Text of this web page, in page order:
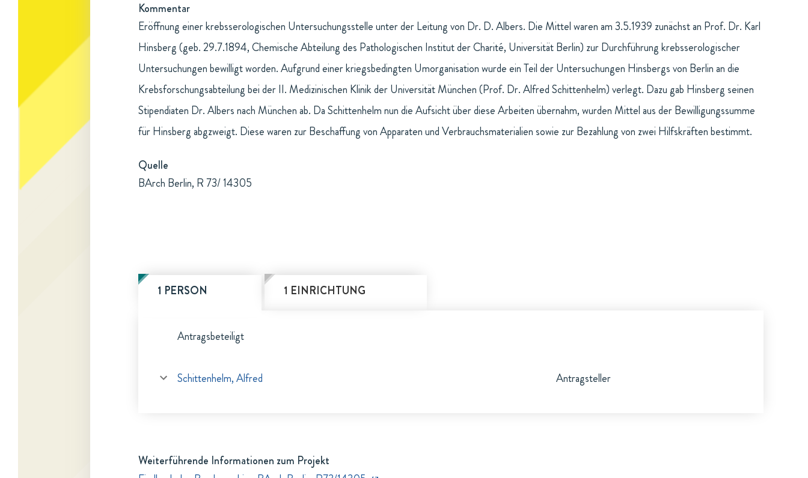
Kommentar
Eröffnung einer krebsserologischen Untersuchungsstelle unter der Leitung von Dr. D. Albers. Die Mittel waren am 3.5.1939 zunächst an Prof. Dr. Karl
Hinsberg (geb. 29.7.1894, Chemische Abteilung des Pathologischen Institut der Charité, Universität Berlin) zur Durchführung krebsserologischer
Untersuchungen bewilligt worden. Aufgrund einer kriegsbedingten Umorganisation wurde ein Teil der Untersuchungen Hinsbergs von Berlin an die
Krebsforschungsabteilung bei der II. Medizinischen Klinik der Universität München (Prof. Dr. Alfred Schittenhelm) verlegt. Dazu gab Hinsberg seinen
Stipendiaten Dr. Albers nach München ab. Da Schittenhelm nun die Aufsicht über diese Arbeiten übernahm, wurden Mittel aus der Bewilligungssumme
für Hinsberg abgzweigt. Diese waren zur Beschaffung von Apparaten und Verbrauchsmaterialien sowie zur Bezahlung von zwei Hilfskräften bestimmt.
Quelle
BArch Berlin, R 73/ 14305
1 PERSON 1 EINRICHTUNG
Antragsbeteiligt
Schittenhelm, Alfred Antragsteller
Weiterführende Informationen zum Projekt